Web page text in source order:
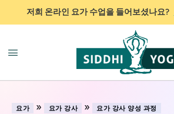
저희 온라인 요가 수업을 들어보셨나요?
요가 » 요가 강사 » 요가 강사 양성 과정